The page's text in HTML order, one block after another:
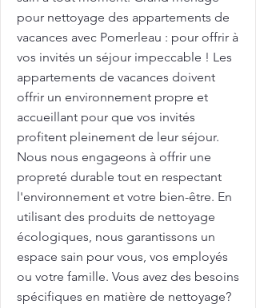
pour nettoyage des appartements de
vacances avec Pomerleau : pour offrir à
vos invités un séjour impeccable ! Les
appartements de vacances doivent
offrir un environnement propre et
accueillant pour que vos invités
profitent pleinement de leur séjour.
Nous nous engageons à offrir une
propreté durable tout en respectant
l'environnement et votre bien-être. En
utilisant des produits de nettoyage
écologiques, nous garantissons un
espace sain pour vous, vos employés
ou votre famille. Vous avez des besoins
spécifiques en matière de nettoyage?